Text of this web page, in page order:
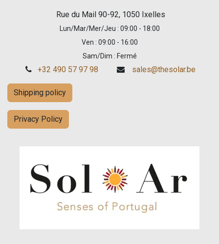
Rue du Mail 90-92, 1050 Ixelles
Lun/Mar/Mer/Jeu : 09:00 - 18:00
Ven : 09:00 - 16:00
Sam/Dim : Fermé
+32 490 57 97 98 sales@thesolar.be
Shipping policy
Privacy Policy